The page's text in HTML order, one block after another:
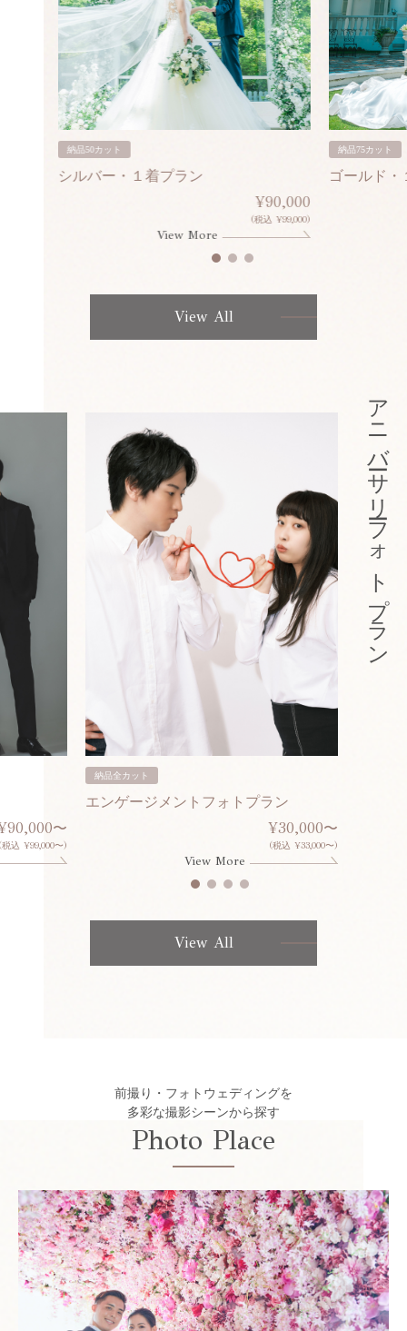
納品50カット
シルバー・１着プラン
¥90,000
(税込 ¥99,000)
View More
納品75カット
ゴールド・
View All
〜
(税込 ¥99,000〜)
納品全カット
エンゲージメントフォトプラン
¥30,000〜
(税込 ¥33,000〜)
View More
アニバーサリーフォトプラン
View All
前撮り・フォトウェディングを
多彩な撮影シーンから探す
Photo Place